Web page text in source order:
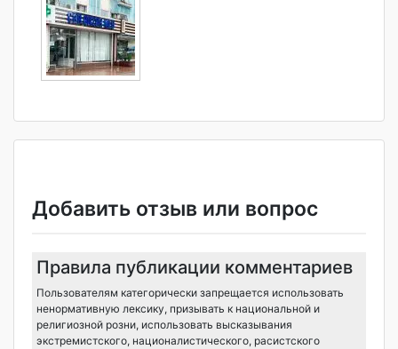
Добавить отзыв или вопрос
Правила публикации комментариев
Пользователям категорически запрещается использовать
ненормативную лексику, призывать к национальной и
религиозной розни, использовать высказывания
экстремистского, националистического, расистского